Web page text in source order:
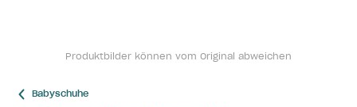
Produktbilder können vom Original abweichen
Babyschuhe